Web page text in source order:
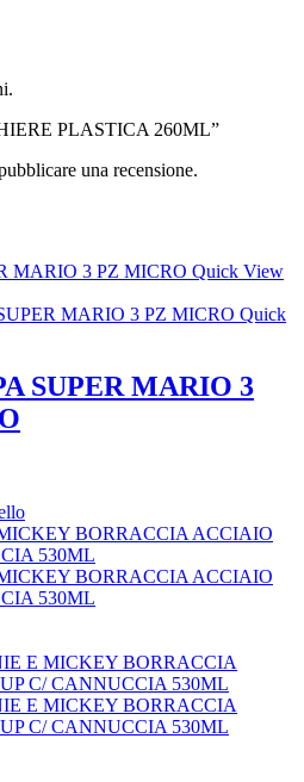
PLASTICA 260ML”
una recensione.
Quick View
Quick
SUPER MARIO 3